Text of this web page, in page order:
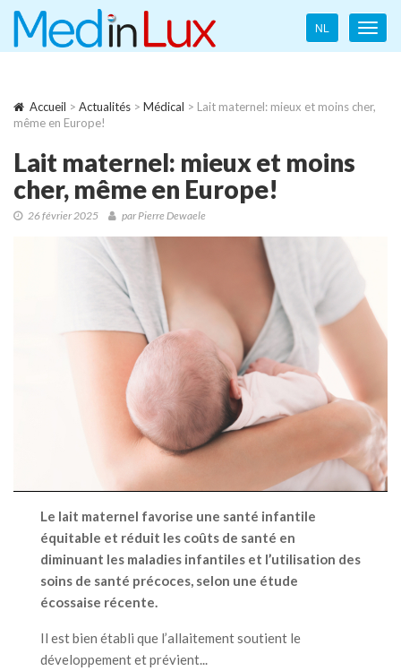
Language
navigation
NL
Accueil > Actualités > Médical > Lait maternel: mieux et moins cher,
même en Europe!
Lait maternel: mieux et moins
cher, même en Europe!
26 février 2025 par Pierre Dewaele
Le lait maternel favorise une santé infantile
équitable et réduit les coûts de santé en
diminuant les maladies infantiles et l’utilisation des
soins de santé précoces, selon une étude
écossaise récente.
Il est bien établi que l’allaitement soutient le
développement et prévient...